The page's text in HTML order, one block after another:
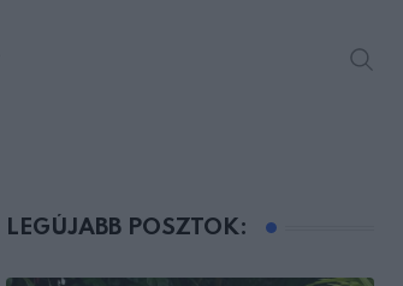
LEGÚJABB POSZTOK: